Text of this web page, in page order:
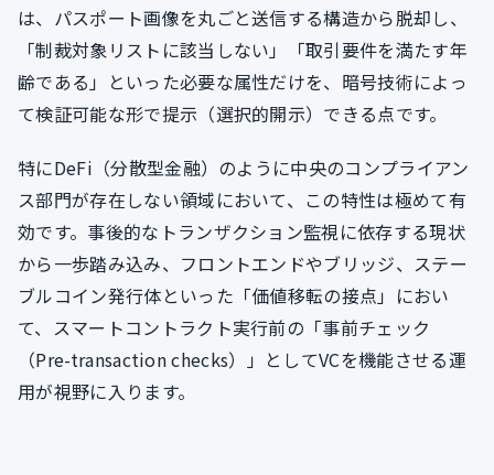
は、パスポート画像を丸ごと送信する構造から脱却し、
「制裁対象リストに該当しない」「取引要件を満たす年
齢である」といった必要な属性だけを、暗号技術によっ
て検証可能な形で提示（選択的開示）できる点です。
特にDeFi（分散型金融）のように中央のコンプライアン
ス部門が存在しない領域において、この特性は極めて有
効です。事後的なトランザクション監視に依存する現状
から一歩踏み込み、フロントエンドやブリッジ、ステー
ブルコイン発行体といった「価値移転の接点」におい
て、スマートコントラクト実行前の「事前チェック
（Pre-transaction checks）」としてVCを機能させる運
用が視野に入ります。